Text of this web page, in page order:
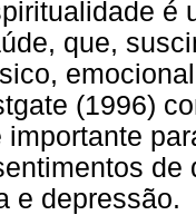
é
que,
(1996)
importante
e depressão.